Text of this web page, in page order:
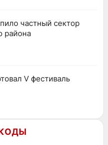
частный сектор
района
V фестиваль